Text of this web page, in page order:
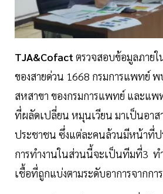
TJA&Cofactตรวจสอบข้อมูลภาย
ของสายด่วน 1668 กรมการแพทย์ พ
สหสาขา ของกรมการแพทย์ และแ
ที่ผลัดเปลี่ยน หมุนเวียน มาเป็นอาส
ประชาชน ซึ่งแต่ละคนล้วนมีหน้าที่ป
การทำงานในส่วนนี้จะเป็นทีมที่3
เชื้อที่ถูกแบ่งตามระดับอาการจากกา